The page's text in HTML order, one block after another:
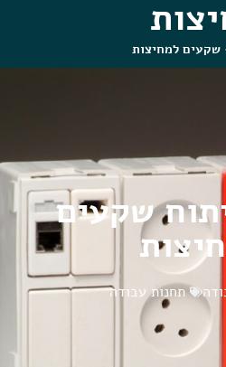
שקעים למחיצות
שקעים
תחנות עבודה